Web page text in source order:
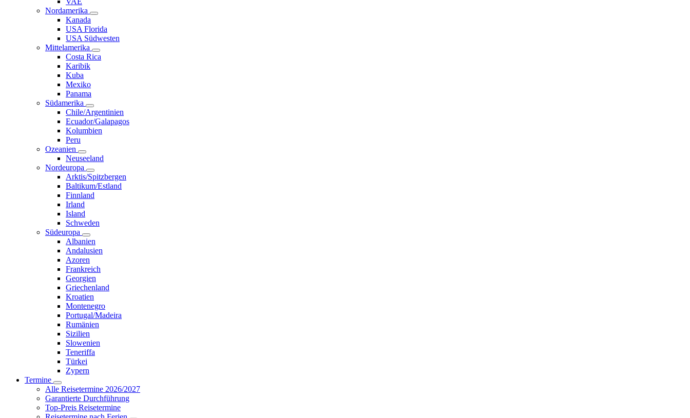
Nordamerika
Kanada
USA Florida
USA Südwesten
Mittelamerika
Costa Rica
Karibik
Kuba
Mexiko
Panama
Südamerika
Chile/Argentinien
Ecuador/Galapagos
Kolumbien
Peru
Ozeanien
Neuseeland
Nordeuropa
Arktis/Spitzbergen
Baltikum/Estland
Finnland
Irland
Island
Schweden
Südeuropa
Albanien
Andalusien
Azoren
Frankreich
Georgien
Griechenland
Kroatien
Montenegro
Portugal/Madeira
Rumänien
Sizilien
Slowenien
Teneriffa
Türkei
Zypern
Termine
Alle Reisetermine 2026/2027
Garantierte Durchführung
Top-Preis Reisetermine